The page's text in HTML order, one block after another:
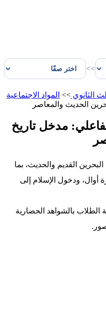
>>
الثانوي >> المواد الاجتماعية
الحديث والمعاصر
مدخل تاريخ
القديم والحديث، بما
ودخول الإسلام إلى
بالشواهد الحضارية